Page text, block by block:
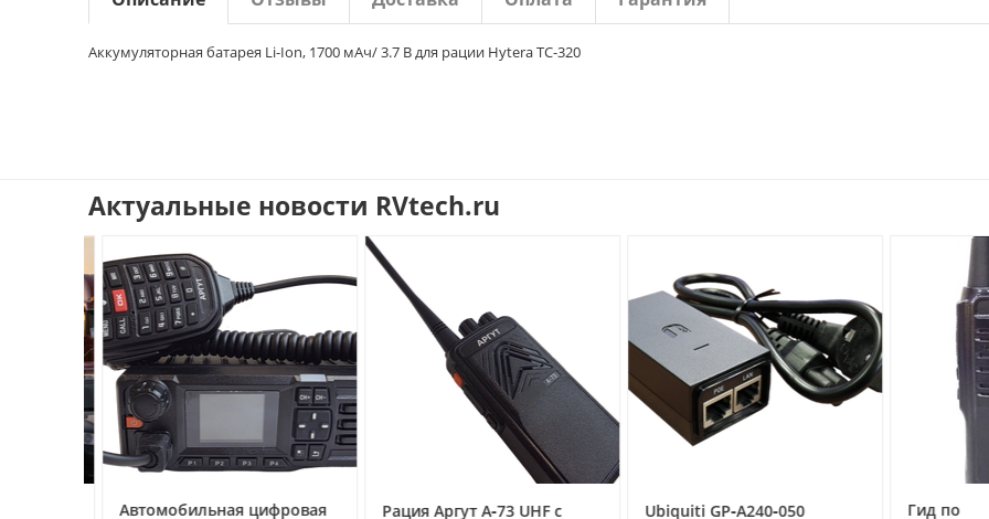
Аккумуляторная батарея Li-Ion, 1700 мАч/ 3.7 В для рации Hytera TC-320
Актуальные новости RVtech.ru
Автомобильная цифровая
Рация Аргут А‑73 UHF с
Ubiquiti GP‑A240‑050
Гид по